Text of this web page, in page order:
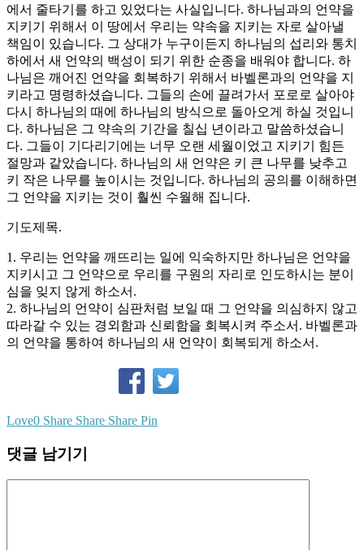
에서 줄타기를 하고 있었다는 사실입니다. 하나님과의 언약을
지키기 위해서 이 땅에서 우리는 약속을 지키는 자로 살아낼
책임이 있습니다. 그 상대가 누구이든지 하나님의 섭리와 통치
하에서 새 언약의 백성이 되기 위한 순종을 배워야 합니다. 하
나님은 깨어진 언약을 회복하기 위해서 바벨론과의 언약을 지
키라고 명령하셨습니다. 그들의 손에 끌려가서 포로로 살아야
다시 하나님의 때에 하나님의 방식으로 돌아오게 하실 것입니
다. 하나님은 그 약속의 기간을 칠십 년이라고 말씀하셨습니
다. 그들이 기다리기에는 너무 오랜 세월이었고 지키기 힘든
절망과 같았습니다. 하나님의 새 언약은 키 큰 나무를 낮추고
키 작은 나무를 높이시는 것입니다. 하나님의 공의를 이해하면
그 언약을 지키는 것이 훨씬 수월해 집니다.
기도제목.
1. 우리는 언약을 깨뜨리는 일에 익숙하지만 하나님은 언약을
지키시고 그 언약으로 우리를 구원의 자리로 인도하시는 분이
심을 잊지 않게 하소서.
2. 하나님의 언약이 심판처럼 보일 때 그 언약을 의심하지 않고
따라갈 수 있는 경외함과 신뢰함을 회복시켜 주소서. 바벨론과
의 언약을 통하여 하나님의 새 언약이 회복되게 하소서.
Love0 Share Share Share Pin
댓글 남기기